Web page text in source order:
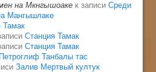
на Мкнгышоаке к записиСреди
Мангышлаке
Тамак
Станция Тамак
Станция Тамак
Петроглиф Танбалы тас
Залив Мертвый култук